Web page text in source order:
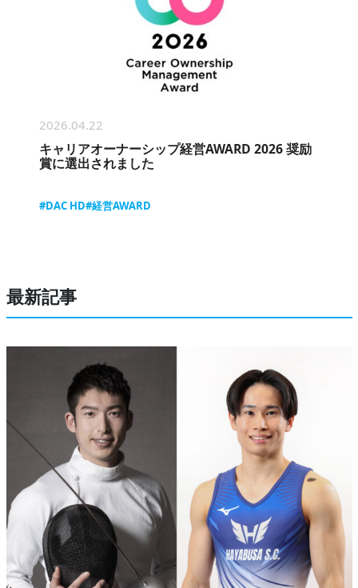
2026.04.22
キャリアオーナーシップ経営AWARD 2026 奨励
賞に選出されました
#DAC HD#経営AWARD
最新記事